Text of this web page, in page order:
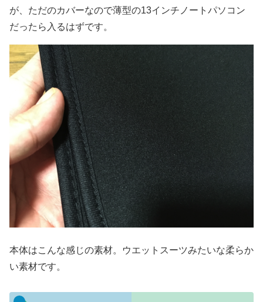
が、ただのカバーなので薄型の13インチノートパソコン
だったら入るはずです。
本体はこんな感じの素材。ウエットスーツみたいな柔らか
い素材です。